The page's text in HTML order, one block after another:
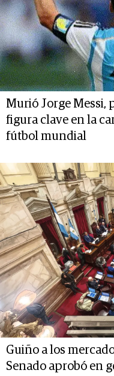
Murió Jorge Messi,
figura clave en la
fútbol mundial
Guiño a los
Senado aprobó en